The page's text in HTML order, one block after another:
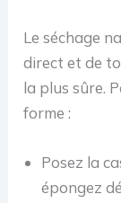
Le séchage
direct et de
la plus sûre.
forme :
Posez la
épongez